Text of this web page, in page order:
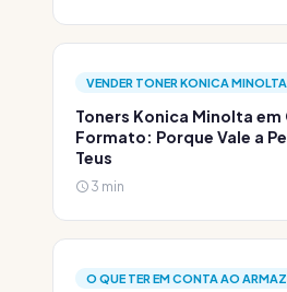
VENDER TONER KONICA
Toners Konica Minolta em
Formato: Porque Vale a
Teus
3 min
O QUE TER EM CONTA AO